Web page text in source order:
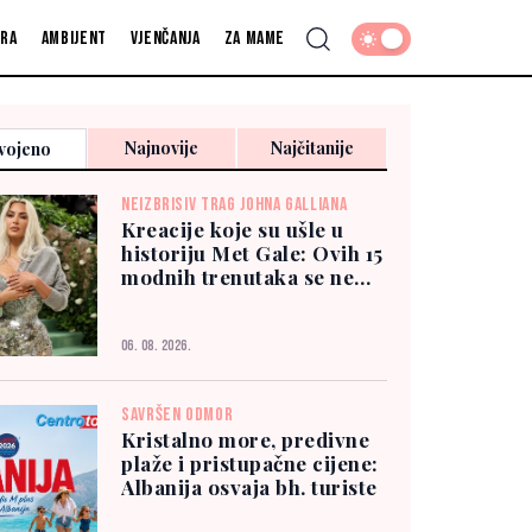
Ambijent Vjenčanja Za mame
Najnovije Najčitanije
NEIZBRISIV TRAG JOHNA GALLIANA
Kreacije koje su ušle u
historiju Met Gale: Ovih 15
modnih trenutaka se ne
06. 08. 2026.
SAVRŠEN ODMOR
Kristalno more, predivne
plaže i pristupačne cijene:
Albanija osvaja bh. turiste